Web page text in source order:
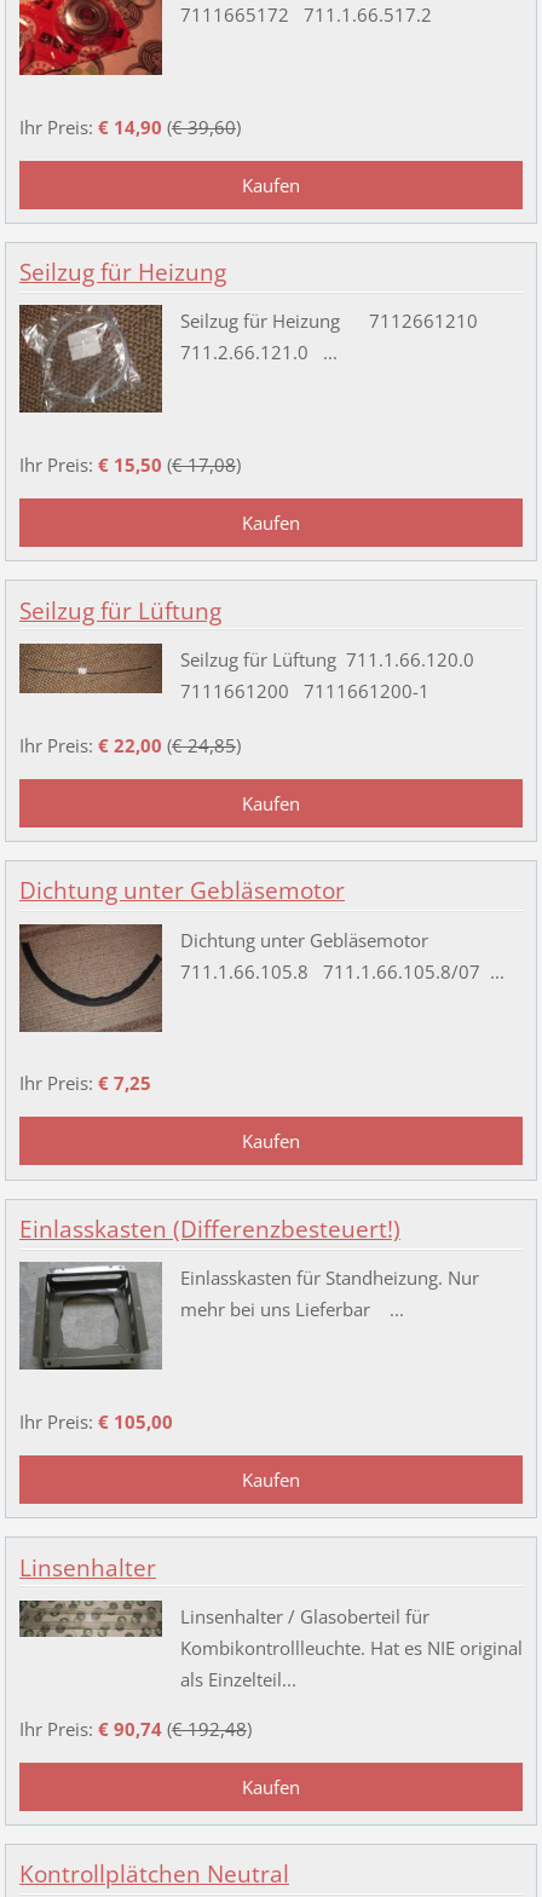
7111665172 711.1.66.517.2
Ihr Preis: € 14,90 (€ 39,60)
Seilzug für Heizung
Seilzug für Heizung 7112661210
711.2.66.121.0 ...
Ihr Preis: € 15,50 (€ 17,08)
Seilzug für Lüftung
Seilzug für Lüftung 711.1.66.120.0
7111661200 7111661200-1
Ihr Preis: € 22,00 (€ 24,85)
Dichtung unter Gebläsemotor
Dichtung unter Gebläsemotor
711.1.66.105.8 711.1.66.105.8/07 ...
Ihr Preis: € 7,25
Einlasskasten (Differenzbesteuert!)
Einlasskasten für Standheizung. Nur
mehr bei uns Lieferbar ...
Ihr Preis: € 105,00
Linsenhalter
Linsenhalter / Glasoberteil für
Kombikontrollleuchte. Hat es NIE original
als Einzelteil...
Ihr Preis: € 90,74(€ 192,48)
Kontrollplätchen Neutral